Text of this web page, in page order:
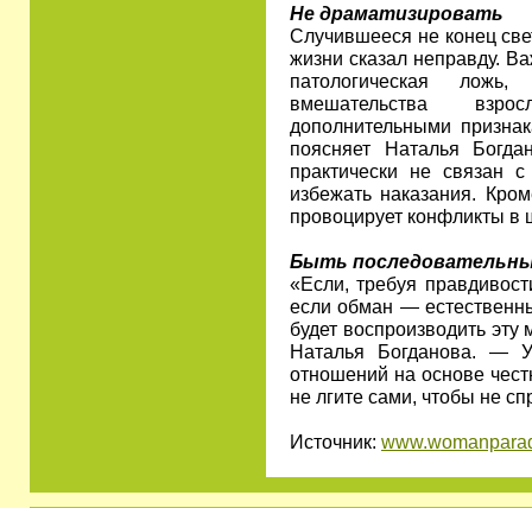
Не драматизировать
Случившееся не конец
жизни сказал неправду.
патологическая
вмешательства
дополнительными
поясняет Наталья
практически не связан
избежать наказания.
провоцирует конфликты в
Быть
«Если, требуя
если обман —
будет воспроизводить
Наталья Богданова. —
отношений на основе
не лгите сами, чтобы не
Источник: